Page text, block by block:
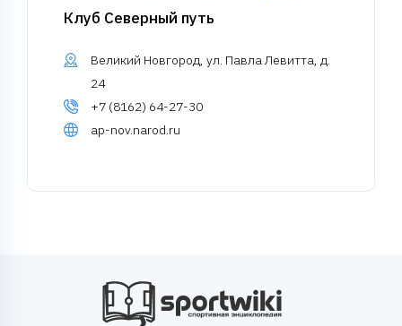
Клуб Северный путь
Великий Новгород, ул. Павла Левитта, д.
24
+7 (8162) 64-27-30
ap-nov.narod.ru